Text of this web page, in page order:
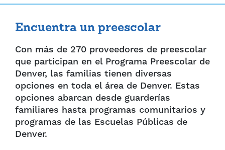
Encuentra un preescolar
Con más de 270 proveedores de preescolar
que participan en el Programa Preescolar de
Denver, las familias tienen diversas
opciones en toda el área de Denver. Estas
opciones abarcan desde guarderías
familiares hasta programas comunitarios y
programas de las Escuelas Públicas de
Denver.